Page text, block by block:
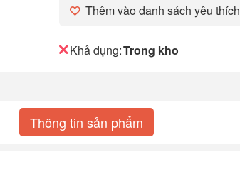
Thêm vào danh sách yêu thích
Khả dụng:Trong kho
Thông tin sản phẩm